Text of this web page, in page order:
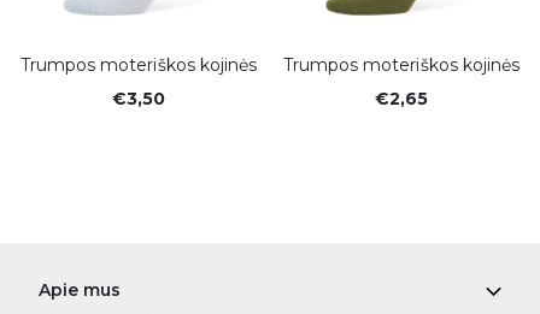
Trumpos moteriškos kojinės
€3,50
Trumpos moteriškos kojinės
€2,65
Apie mus